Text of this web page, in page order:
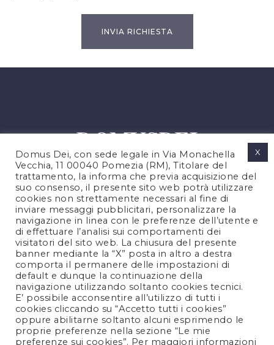
PRIVACY POLICY
COOKIES POLICY
NOTE LEGALI
CONTATTACI
FOLLOW US
Domus Dei, con sede legale in Via Monachella
Vecchia, 11 00040 Pomezia (RM), Titolare del
trattamento, la informa che previa acquisizione del
suo consenso, il presente sito web potrà utilizzare
cookies non strettamente necessari al fine di
inviare messaggi pubblicitari, personalizzare la
navigazione in linea con le preferenze dell’utente e
di effettuare l’analisi sui comportamenti dei
visitatori del sito web. La chiusura del presente
banner mediante la “X” posta in altro a destra
comporta il permanere delle impostazioni di
default e dunque la continuazione della
navigazione utilizzando soltanto cookies tecnici.
E’ possibile acconsentire all’utilizzo di tutti i
cookies cliccando su “Accetto tutti i cookies”
oppure abilitarne soltanto alcuni esprimendo le
proprie preferenze nella sezione “Le mie
preferenze sui cookies”. Per maggiori informazioni
X